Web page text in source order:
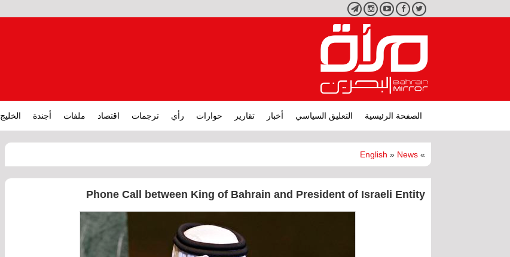
تويتر فيسبوكيوتيوبانستجرامتليجرام
الصفحة الرئيسية التعليق السياسي أخبار تقارير حوارات رأي ترجمات اقتصاد ملفات أجندة الخليج
»
English » News
Phone Call between King of Bahrain and President of Israeli Entity